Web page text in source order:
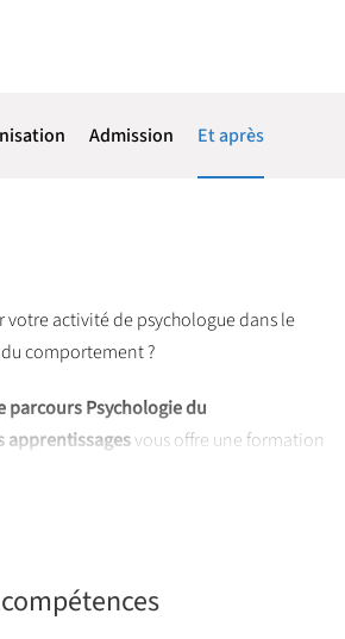
Admission Et après
votre activité de psychologue dans le
comportement ?
parcours Psychologie du
apprentissagesvous offre une formation
du comportement de niveau
vous pourrez intervenir dans plusieurs
établissements d'accueil, de soins et